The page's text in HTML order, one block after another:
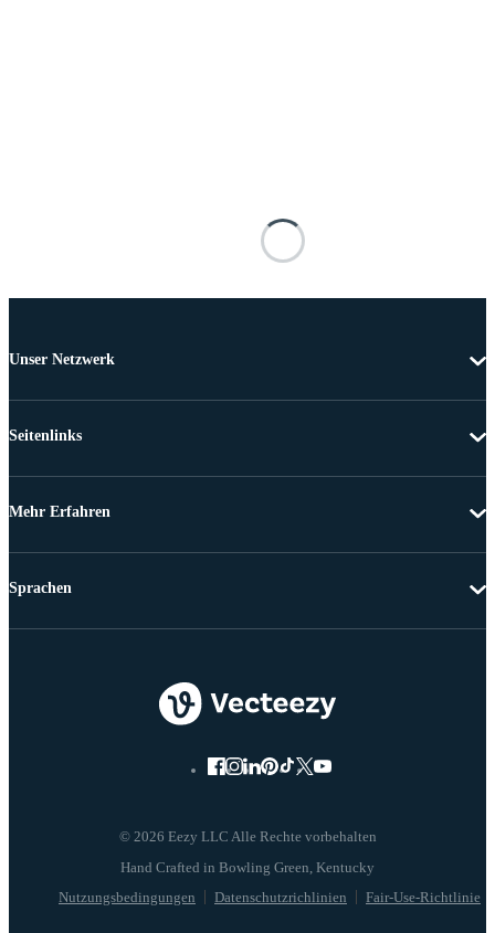
Unser Netzwerk
Seitenlinks
Mehr Erfahren
© 2026 Eezy LLC Alle Rechte vorbehalten
Nutzungsbedingungen Datenschutzrichlinien Fair-Use-Richtlinie
Sprachen